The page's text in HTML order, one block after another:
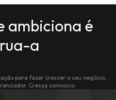
ambiciona é
a
para fazer crescer o seu negócio,
Cresça connosco.